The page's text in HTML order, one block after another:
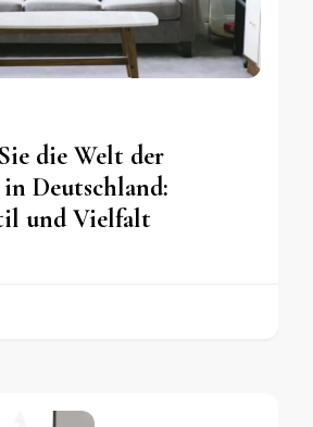
die Welt der
Deutschland:
und Vielfalt